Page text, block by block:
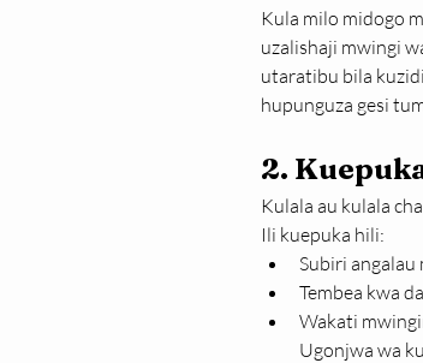
Kula milo midogo
uzalishaji mwingi
utaratibu bila
hupunguza gesi
2.
Kulala au kulala
Ili kuepuka hili:
Subiri angalau
Tembea kwa
Wakati
Ugonjwa wa